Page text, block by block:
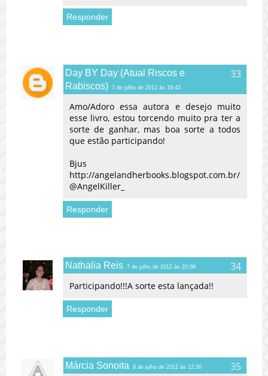
Responder
Day BY Day (Atual Riscos e
Rabiscos) 7 de julho de 2012 às 19:43
Amo/Adoro essa autora e desejo muito
esse livro, estou torcendo muito pra ter a
sorte de ganhar, mas boa sorte a todos
que estão participando!
Bjus
http://angelandherbooks.blogspot.com.br/
@AngelKiller_
Responder
Nathalia Reis 7 de julho de 2012 às 20:08
Participando!!!A sorte esta lançada!!
Responder
Márcia Sonoita 8 de julho de 2012 às 12:30